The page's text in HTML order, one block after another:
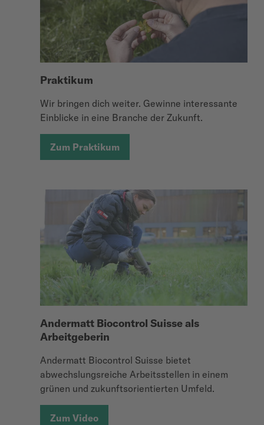
Praktikum
Wir bringen dich weiter. Gewinne interessante
Einblicke in eine Branche der Zukunft.
Zum Praktikum
Andermatt Biocontrol Suisse als
Arbeitgeberin
Andermatt Biocontrol Suisse bietet
abwechslungsreiche Arbeitsstellen in einem
grünen und zukunftsorientierten Umfeld.
Zum Video